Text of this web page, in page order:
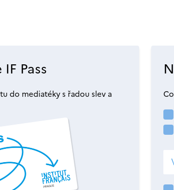
Pass
do mediatéky s řadou slev a